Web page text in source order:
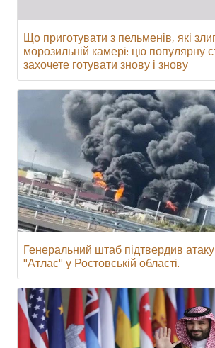
Що приготувати з пельменів, які
морозильній камері: цю популярну
захочете готувати знову і знову
Генеральний штаб підтвердив
"Атлас" у Ростовській області.